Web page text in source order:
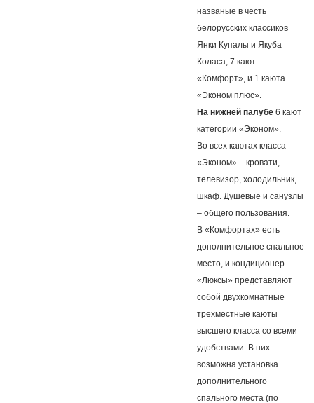
названые в честь
белорусских классиков
Янки Купалы и Якуба
Коласа, 7 кают
«Комфорт», и 1 каюта
«Эконом плюс».
На нижней палубе 6 кают
категории «Эконом».
Во всех каютах класса
«Эконом» – кровати,
телевизор, холодильник,
шкаф. Душевые и санузлы
– общего пользования.
В «Комфортах» есть
дополнительное спальное
место, и кондиционер.
«Люксы» представляют
собой двухкомнатные
трехместные каюты
высшего класса со всеми
удобствами. В них
возможна установка
дополнительного
спального места (по